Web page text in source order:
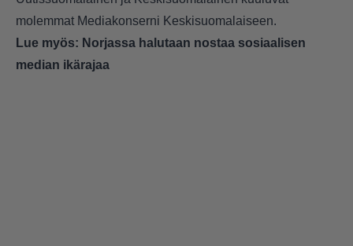
molemmat Mediakonserni Keskisuomalaiseen.
Lue myös: Norjassa halutaan nostaa sosiaalisen
median ikärajaa